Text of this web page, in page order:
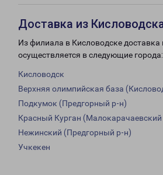
Доставка из
Из филиала в Кисловодске доставка
осуществляется в следующие города:
Кисловодск
Верхняя олимпийская база
Подкумок (Предгорный р-н)
Красный Курган (Малокарачаевский
Нежинский (Предгорный р-н)
Учкекен